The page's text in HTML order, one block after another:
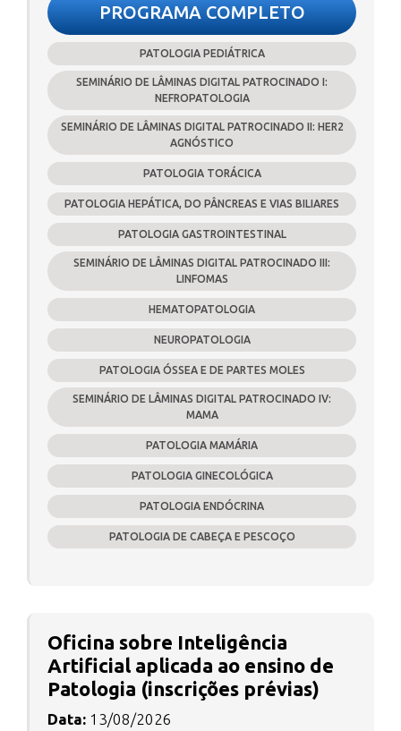
PROGRAMA COMPLETO
PATOLOGIA PEDIÁTRICA
SEMINÁRIO DE LÂMINAS DIGITAL PATROCINADO I:
NEFROPATOLOGIA
SEMINÁRIO DE LÂMINAS DIGITAL PATROCINADO II: HER2
AGNÓSTICO
PATOLOGIA TORÁCICA
PATOLOGIA HEPÁTICA, DO PÂNCREAS E VIAS BILIARES
PATOLOGIA GASTROINTESTINAL
SEMINÁRIO DE LÂMINAS DIGITAL PATROCINADO III:
LINFOMAS
HEMATOPATOLOGIA
NEUROPATOLOGIA
PATOLOGIA ÓSSEA E DE PARTES MOLES
SEMINÁRIO DE LÂMINAS DIGITAL PATROCINADO IV:
MAMA
PATOLOGIA MAMÁRIA
PATOLOGIA GINECOLÓGICA
PATOLOGIA ENDÓCRINA
PATOLOGIA DE CABEÇA E PESCOÇO
Oficina sobre Inteligência
Artificial aplicada ao ensino de
Patologia (inscrições prévias)
Data: 13/08/2026